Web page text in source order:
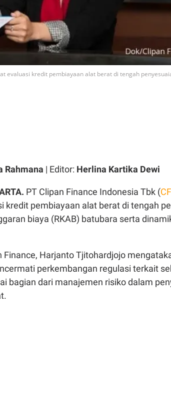
evaluasi kredit pembiayaan alat berat di tengah
Rahmana | Editor: Herlina Kartika Dewi
PT Clipan Finance Indonesia Tbk (
kredit pembiayaan alat berat di tengah
biaya (RKAB) batubara serta
Finance, Harjanto Tjitohardjojo
perkembangan regulasi terkait
bagian dari manajemen risiko dalam